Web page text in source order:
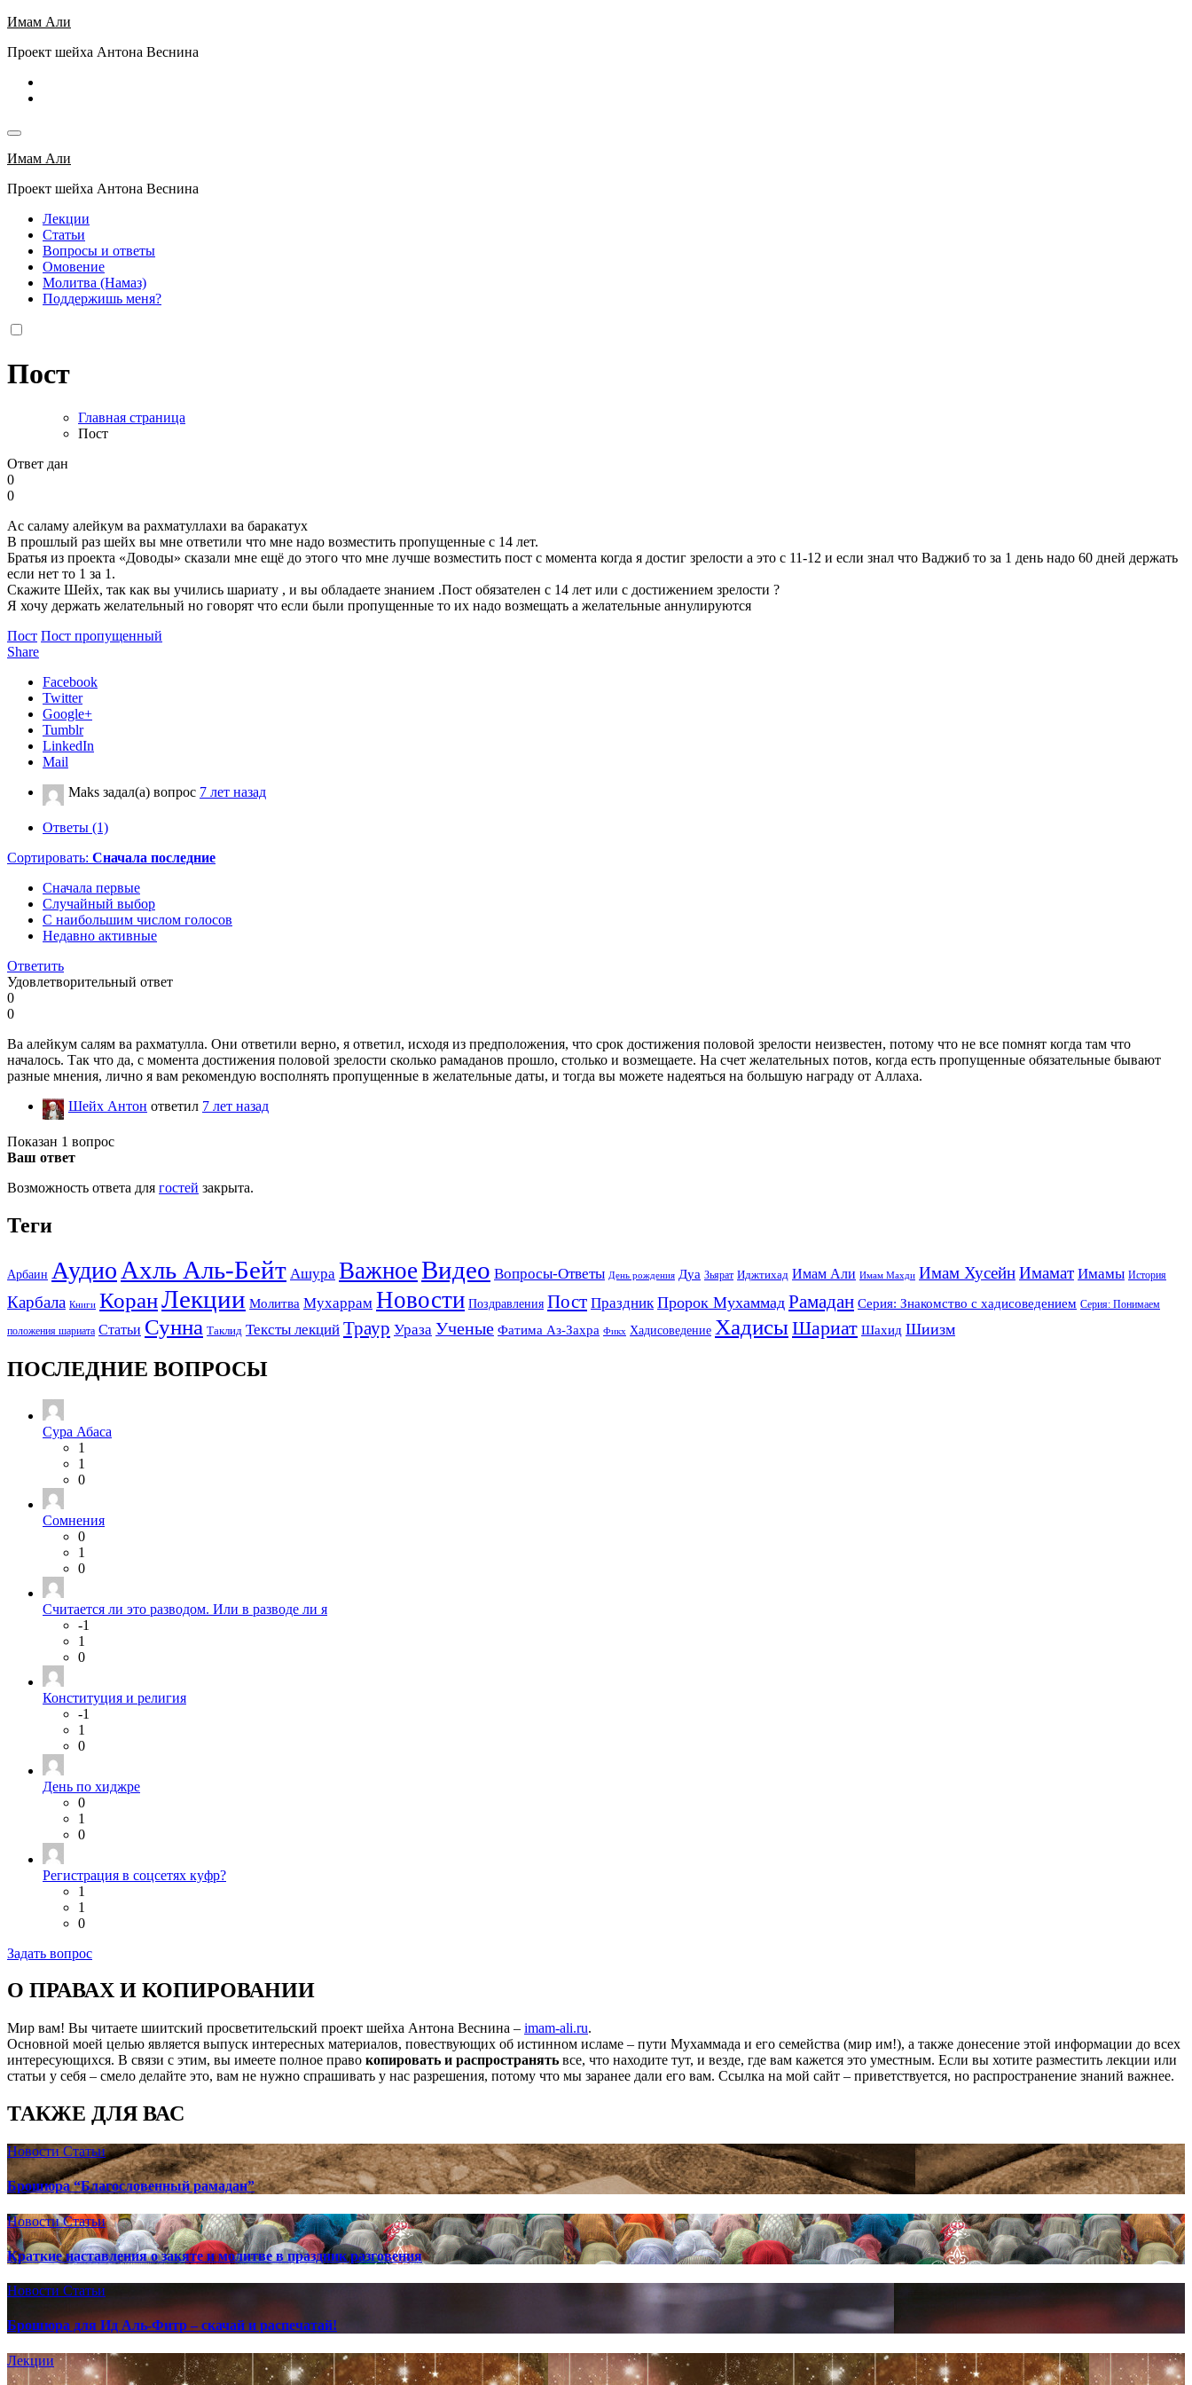
Перейти
содержимому
Имам Али
Проект шейха Антона Веснина
Имам Али
Проект шейха Антона Веснина
Лекции
Статьи
Вопросы и ответы
Омовение
Молитва (Намаз)
Поддержишь меня?
Пост
Главная страница
Пост
Ответ дан
0
0
Ас саламу алейкум ва рахматуллахи ва баракатух
В прошлый раз шейх вы мне ответили что мне надо возместить пропущенные с 14 лет.
Братья из проекта «Доводы» сказали мне ещё до этого что мне лучше возместить пост с момента когда я достиг зрелости а это с 11-12 и если знал что Ваджиб то за 1 день надо 60 дней держать
если нет то 1 за 1.
Скажите Шейх, так как вы учились шариату , и вы обладаете знанием .Пост обязателен с 14 лет или с достижением зрелости ?
Я хочу держать желательный но говорят что если были пропущенные то их надо возмещать а желательные аннулируются
Пост Пост пропущенный
Share
Facebook
Twitter
Google+
Tumblr
LinkedIn
Mail
Maks задал(а) вопрос 7 лет назад
Ответы (1)
Сортировать: Сначала последние
Сначала первые
Случайный выбор
С наибольшим числом голосов
Недавно активные
Ответить
Удовлетворительный ответ
0
0
Ва алейкум салям ва рахматулла. Они ответили верно, я ответил, исходя из предположения, что срок достижения половой зрелости неизвестен, потому что не все помнят когда там что
началось. Так что да, с момента достижения половой зрелости сколько рамаданов прошло, столько и возмещаете. На счет желательных потов, когда есть пропущенные обязательные бывают
разные мнения, лично я вам рекомендую восполнять пропущенные в желательные даты, и тогда вы можете надеяться на большую награду от Аллаха.
Шейх Антон ответил 7 лет назад
Показан 1 вопрос
Ваш ответ
Возможность ответа для гостей закрыта.
Теги
Арбаин Аудио Ахль Аль-Бейт Ашура ВажноеВидео Вопросы-Ответы День рождения Дуа Зьярат Иджтихад Имам Али Имам Махди Имам ХусейнИмамат Имамы История
Карбала Книги КоранЛекции Молитва Мухаррам Новости Поздравления Пост Праздник Пророк Мухаммад Рамадан Серия: Знакомство с хадисоведением Серия: Понимаем
положения шариата Статьи Сунна Таклид Тексты лекций Траур Ураза Ученые Фатима Аз-Захра Фикх Хадисоведение ХадисыШариат Шахид Шиизм
ПОСЛЕДНИЕ ВОПРОСЫ
Сура Абаса
1
1
0
Сомнения
0
1
0
Считается ли это разводом. Или в разводе ли я
-1
1
0
Конституция и религия
-1
1
0
День по хиджре
0
1
0
Регистрация в соцсетях куфр?
1
1
0
Задать вопрос
О ПРАВАХ И КОПИРОВАНИИ
Мир вам! Вы читаете шиитский просветительский проект шейха Антона Веснина – imam-ali.ru.
Основной моей целью является выпуск интересных материалов, повествующих об истинном исламе – пути Мухаммада и его семейства (мир им!), а также донесение этой информации до всех
интересующихся. В связи с этим, вы имеете полное право копировать и распространять все, что находите тут, и везде, где вам кажется это уместным. Если вы хотите разместить лекции или
статьи у себя – смело делайте это, вам не нужно спрашивать у нас разрешения, потому что мы заранее дали его вам. Ссылка на мой сайт – приветствуется, но распространение знаний важнее.
ТАКЖЕ ДЛЯ ВАС
НовостиСтатьи
Брошюра “Благословенный рамадан”
НовостиСтатьи
Краткие наставления о закяте и молитве в праздник разговения
Новости Статьи
Брошюра для Ид Аль-Фитр – скачай и распечатай!
Лекции